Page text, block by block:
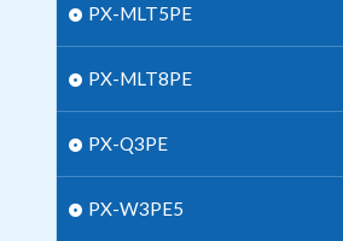
PX-MLT5PE
PX-MLT8PE
PX-Q3PE
PX-W3PE5